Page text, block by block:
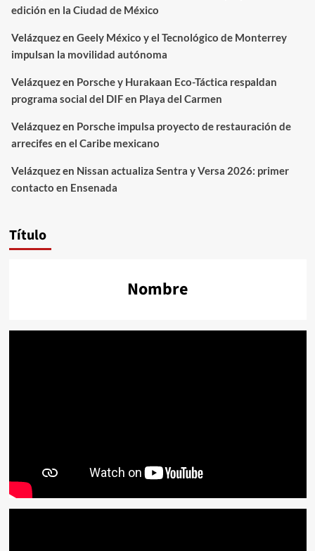
edición en la Ciudad de México
Velázquezen Geely México y el Tecnológico de Monterrey
impulsan la movilidad autónoma
Velázquezen Porsche y Hurakaan Eco-Táctica respaldan
programa social del DIF en Playa del Carmen
Velázquezen Porsche impulsa proyecto de restauración de
arrecifes en el Caribe mexicano
Velázquezen Nissan actualiza Sentra y Versa 2026: primer
contacto en Ensenada
Título
Nombre